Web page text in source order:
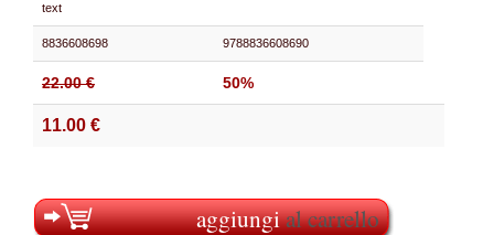
text
8836608698 9788836608690
22.00 € 50%
11.00 €
aggiungial carrello